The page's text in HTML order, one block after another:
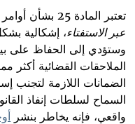
تعتبر المادة 25 بشأن أوامر الحفظ، التي تم الاتفاق عليها بالفعل
عبر الاستفتاء، إشكالية
وستؤدي إلى الحفاظ على
الملاحقات القضائية
الضمانات اللازمة لتجنب
السماح لسلطات إنفاذ
واقعي، فإنه يخاطر بنشر